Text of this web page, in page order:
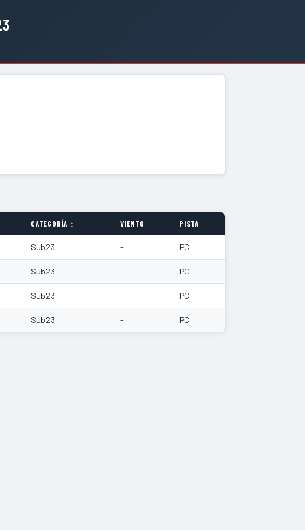
CATEGORÍA ↕ VIENTO PISTA
Sub23 - PC
Sub23 - PC
Sub23 - PC
Sub23 - PC